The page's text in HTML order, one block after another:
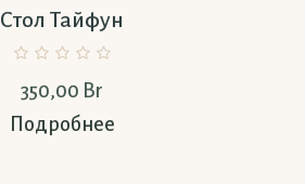
Стол Тайфун
350,00 Br
Подробнее